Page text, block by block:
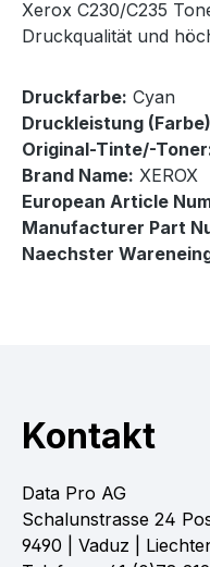
Xerox C230/C235
Druckqualität und
Druckfarbe: Cyan
Druckleistung
Original-Tinte/-
Brand Name: XEROX
European Article
Manufacturer Part
Naechster
Kontakt
Data Pro AG
Schalunstrasse 24
9490 | Vaduz |